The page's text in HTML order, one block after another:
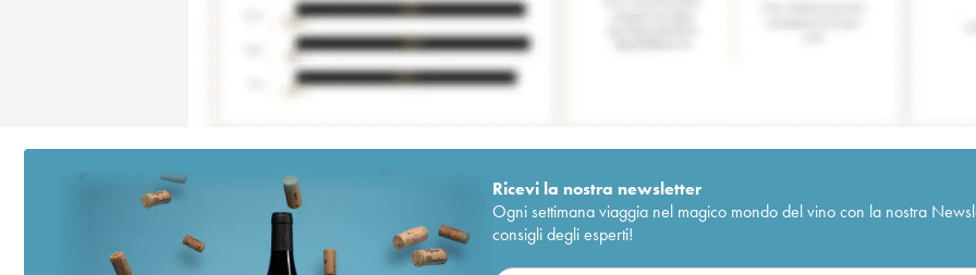
Ricevi la nostra newsletter
Ogni settimana viaggia nel magico mondo del vino con la nostra
consigli degli esperti!